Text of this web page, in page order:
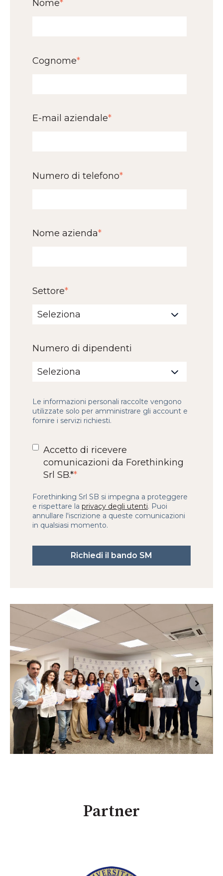
Nome*
Cognome*
E-mail aziendale*
Numero di telefono*
Nome azienda*
Settore*
Numero di dipendenti
Le informazioni personali raccolte vengono
utilizzate solo per amministrare gli account e
fornire i servizi richiesti.
Accetto di ricevere
comunicazioni da Forethinking
Srl​ SB.**
Forethinking Srl SB si impegna a proteggere
e rispettare la privacy degli utenti. Puoi
annullare l'iscrizione a queste comunicazioni
in qualsiasi momento.
Partner